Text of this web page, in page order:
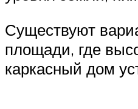
Существуют
площади, где
каркасный дом